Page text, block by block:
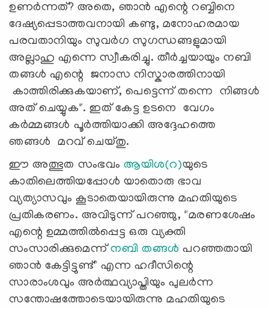
ഉണർന്നത്? അതെ, ഞാൻ എന്റെ റബ്ബിനെ
ദേഷ്യപ്പെടാത്തവനായി കണ്ടു, മനോഹരമായ
പരവതാനിയും സുവർഗ സുഗന്ധങ്ങളുമായി
അല്ലാഹു എന്നെ സ്വീകരിച്ചു. തീർച്ചയായും നബി
തങ്ങൾ എന്റെ ജനാസ നിസ്കാരത്തിനായി
കാത്തിരിക്കുകയാണ്, പെട്ടെന്ന് തന്നെ നിങ്ങൾ
അത് ചെയ്യുക". ഇത് കേട്ട ഉടനെ വേഗം
കര്‍മ്മങ്ങള്‍ പൂര്‍ത്തിയാക്കി അദ്ദേഹത്തെ
ഞങ്ങൾ മറവ് ചെയ്തു.
ഈ അത്ഭുത സംഭവം ആയിശ(റ)യുടെ
കാതിലെത്തിയപ്പോൾ യാതൊരു ഭാവ
വ്യത്യാസവും കൂടാതെയായിരുന്നു മഹതിയുടെ
പ്രതികരണം. അവിടുന്ന് പറഞ്ഞു, "മരണശേഷം
എന്റെ ഉമ്മത്തിൽപ്പെട്ട ഒരു വ്യക്തി
സംസാരിക്കുമെന്ന്നബി തങ്ങൾ പറഞ്ഞതായി
ഞാൻ കേട്ടിട്ടുണ്ട്" എന്ന ഹദീസിന്റെ
സാരാംശവും അർത്ഥവ്യാപ്തിയും പുലർന്ന
സന്തോഷത്തോടെയായിരുന്നു മഹതിയുടെ